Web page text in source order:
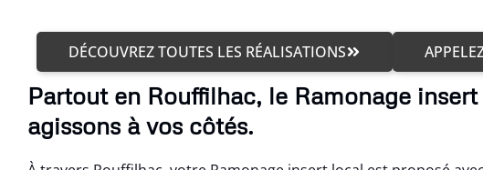
DÉCOUVREZ TOUTES LES RÉALISATIONS
Partout en Rouffilhac, le Ramonage
agissons à vos côtés.